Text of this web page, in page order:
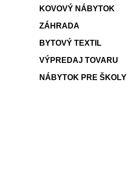
KOVOVÝ NÁBYTOK
ZÁHRADA
BYTOVÝ TEXTIL
VÝPREDAJ TOVARU
NÁBYTOK PRE ŠKOLY